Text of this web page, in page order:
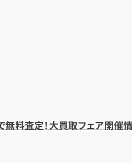
無料査定！大買取フェア開催情